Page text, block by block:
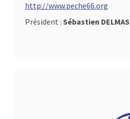
http://www.peche66.org
Président : Sébastien DELMAS